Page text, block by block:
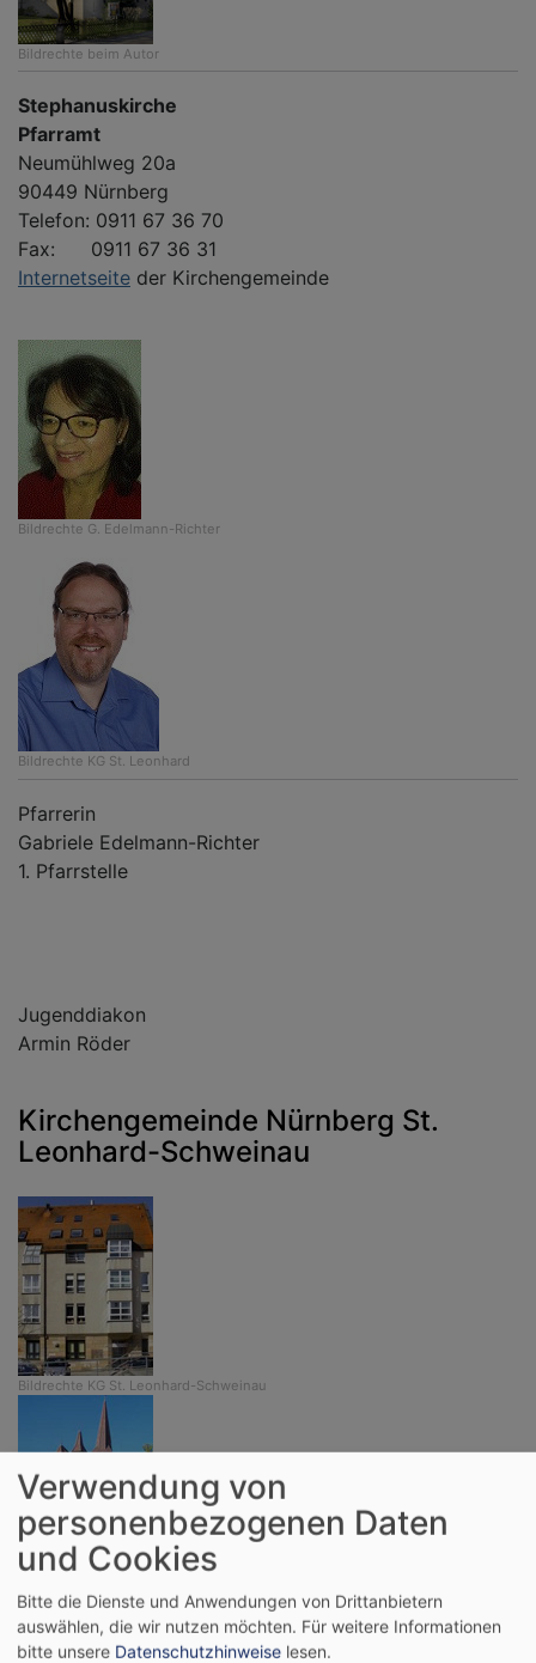
Bildrechte beim Autor
Stephanuskirche
Pfarramt
Neumühlweg 20a
90449 Nürnberg
Telefon: 0911 67 36 70
Fax: 0911 67 36 31
Internetseite der Kirchengemeinde
Bildrechte G. Edelmann-Richter
Bildrechte KG St. Leonhard
Pfarrerin
Gabriele Edelmann-Richter
1. Pfarrstelle
Jugenddiakon
Armin Röder
Kirchengemeinde Nürnberg St.
Leonhard-Schweinau
Bildrechte KG St. Leonhard-Schweinau
Verwendung von
personenbezogenen Daten
und Cookies
Bitte die Dienste und Anwendungen von Drittanbietern
auswählen, die wir nutzen möchten. Für weitere Informationen
bitte unsere Datenschutzhinweise lesen.